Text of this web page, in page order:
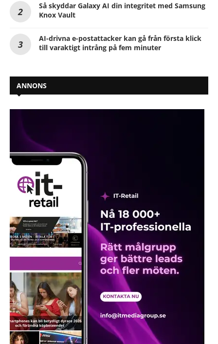
Så skyddar Galaxy AI din integritet med Samsung
Knox Vault
AI-drivna e-postattacker kan gå från första klick
till varaktigt intrång på fem minuter
ANNONS